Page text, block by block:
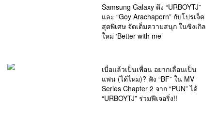
Samsung Galaxy ดึง “URBOYTJ”
และ “Goy Arachaporn” กับโปรเจ็ค
สุดพิเศษ จัดเต็มความสนุก ในซิงเกิล
ใหม่ ‘Better with me’
เบื่อแล้วเป็นเพื่อน อยากเลื่อนเป็น
แฟน (ได้ไหม)? ฟัง “BF” ใน MV
Series Chapter 2 จาก “PUN” ได้
“URBOYTJ” ร่วมฟีเจอริ่ง!!